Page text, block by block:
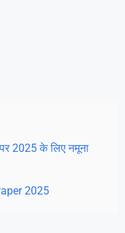
पेपर 2025 के लिए नमूना
2025